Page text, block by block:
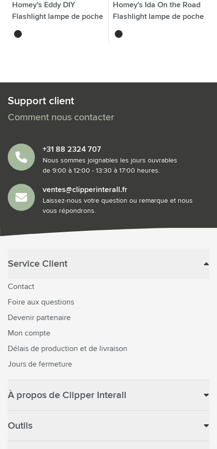
Homey's Eddy DIY
Flashlight lampe de poche
noir
Homey's Ida On the Road
Flashlight lampe de poche
noir
Support client
Comment nous contacter
+31 88 2324 707
Nous sommes joignables les jours ouvrables
de 9:00 à 12:00 - 13:30 à 17:00 heures.
ventes@clipperinterall.fr
Laissez-nous votre question ou remarque et nous
vous répondrons.
Service Client
Contact
Foire aux questions
Devenir partenaire
Mon compte
Délais de production et de livraison
Jours de fermeture
À propos de Clipper Interall
Outils